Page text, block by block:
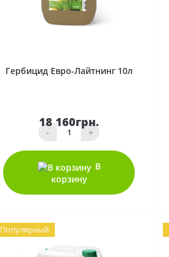
Гербицид Евро-Лайтнинг 10л
18 160грн.
- +
В
корзину
Популярный